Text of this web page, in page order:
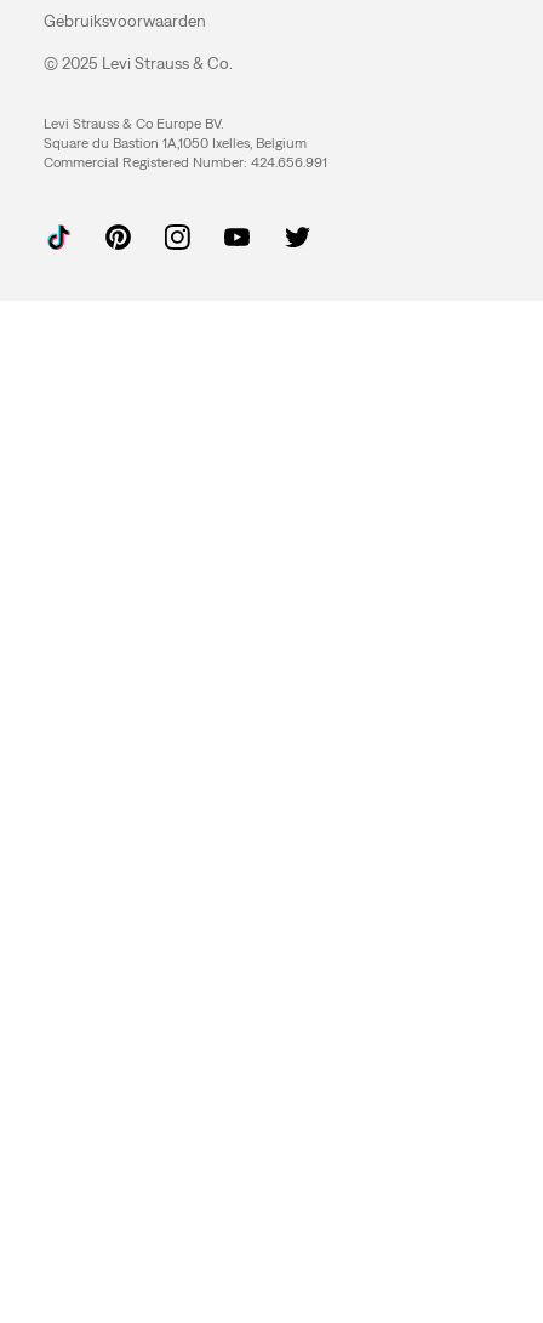
Gebruiksvoorwaarden
© 2025 Levi Strauss & Co.
Levi Strauss & Co Europe BV.
Square du Bastion 1A,1050 Ixelles, Belgium
Commercial Registered Number: 424.656.991